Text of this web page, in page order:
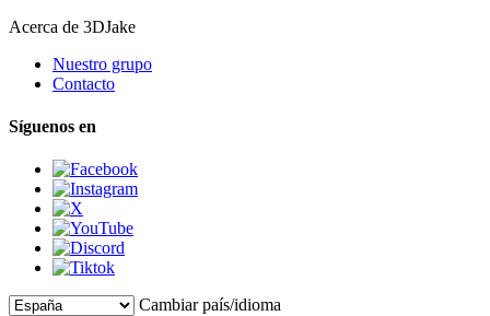
Acerca de 3DJake
Nuestro grupo
Contacto
Síguenos en
Cambiar país/idioma